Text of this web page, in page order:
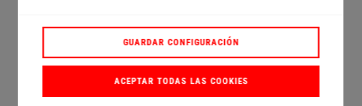
GUARDAR CONFIGURACIÓN
ACEPTAR TODAS LAS COOKIES
RESERVAR UNA CONSULTA